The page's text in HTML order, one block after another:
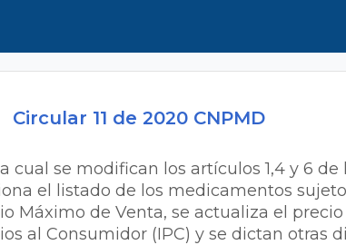
Circular 11 de 2020 CNPMD
cual se modifican los artículos 1,4 y 6
el listado de los medicamentos
Máximo de Venta, se actualiza el
al Consumidor (IPC) y se dictan otras